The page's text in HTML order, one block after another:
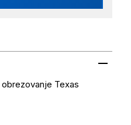
Texas